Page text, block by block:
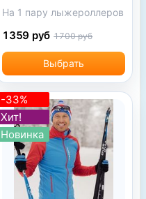
На 1 пару лыжероллеров
Выбрать
1359 руб 1700 руб
-33%
Хит!
Новинка